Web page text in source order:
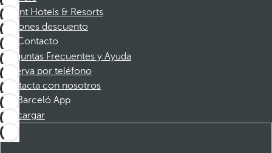
Dorint Hotels & Resorts
Cupones descuento
Contacto
Preguntas Frecuentes y Ayuda
Reserva por teléfono
Contacta con nosotros
Barceló App
Descargar